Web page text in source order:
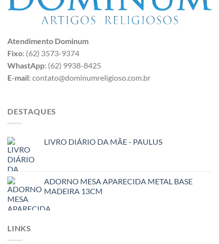
Atendimento Dominum
Fixo: (62) 3573-9374
WhastApp: (62) 9938-8425
E-mail: contato@dominumreligioso.com.br
DESTAQUES
LIVRO DIÁRIO DA MÃE - PAULUS
ADORNO MESA APARECIDA METAL BASE
MADEIRA 13CM
LINKS